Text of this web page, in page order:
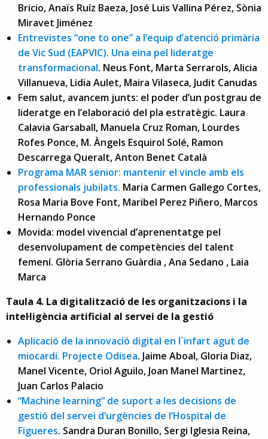
Bricio, Anaïs Ruíz Baeza, José Luis Vallina Pérez, Sònia
Miravet Jiménez
Entrevistes “one to one” a l’equip d’atenció primària
de Vic Sud (EAPVIC). Una eina pel lideratge
transformacional. Neus Font, Marta Serrarols, Alicia
Villanueva, Lidia Aulet, Maira Vilaseca, Judit Canudas
Fem salut, avancem junts: el poder d’un postgrau de
lideratge en l’elaboració del pla estratègic. Laura
Calavia Garsaball, Manuela Cruz Roman, Lourdes
Rofes Ponce, M. Àngels Esquirol Solé, Ramon
Descarrega Queralt, Anton Benet Català
Programa MAR senior: mantenir el vincle amb els
professionals jubilats. Maria Carmen Gallego Cortes,
Rosa Maria Bove Font, Maribel Perez Piñero, Marcos
Hernando Ponce
Movida: model vivencial d’aprenentatge pel
desenvolupament de competències del talent
femení. Glòria Serrano Guàrdia , Ana Sedano , Laia
Marca
Taula 4. La digitalització de les organitzacions i la
intel·ligència artificial al servei de la gestió
Aplicació de la innovació digital en l´infart agut de
miocardi. Projecte Odisea. Jaime Aboal, Gloria Diaz,
Manel Vicente, Oriol Aguilo, Joan Manel Martinez,
Juan Carlos Palacio
“Machine learning” de suport a les decisions de
gestió del servei d’urgències de l’Hospital de
Figueres. Sandra Duran Bonillo, Sergi Iglesia Reina,